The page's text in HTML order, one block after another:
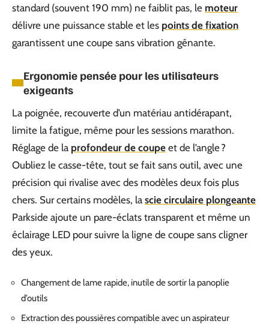
standard (souvent 190 mm) ne faiblit pas, le moteur
délivre une puissance stable et les points de fixation
garantissent une coupe sans vibration gênante.
Ergonomie pensée pour les utilisateurs
exigeants
La poignée, recouverte d’un matériau antidérapant,
limite la fatigue, même pour les sessions marathon.
Réglage de la profondeur de coupe et de l’angle ?
Oubliez le casse-tête, tout se fait sans outil, avec une
précision qui rivalise avec des modèles deux fois plus
chers. Sur certains modèles, la scie circulaire plongeante
Parkside ajoute un pare-éclats transparent et même un
éclairage LED pour suivre la ligne de coupe sans cligner
des yeux.
Changement de lame rapide, inutile de sortir la panoplie
d’outils
Extraction des poussières compatible avec un aspirateur